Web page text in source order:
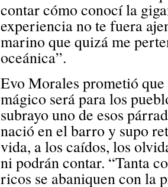
contar cómo conocí la
experiencia no te fuera
marino que quizá me
oceánica”.
Evo Morales prometió
mágico será para los
subrayo uno de esos
nació en el barro y supo
vida, a los caídos, los
ni podrán contar. “Tanta
ricos se abaniquen con la